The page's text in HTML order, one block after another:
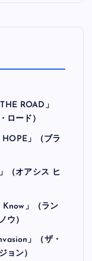
ROAD」
ロード）
」（ブラ
（オアシス ヒ
」（ラン
ウ）
」（ザ・
ョン）